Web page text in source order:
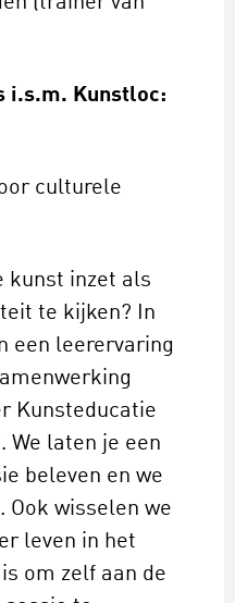
i.s.m. Kunstloc:
culturele
kunst inzet als
te kijken? In
een leerervaring
Kunsteducatie
We laten je een
beleven en we
Ook wisselen we
leven in het
om zelf aan de